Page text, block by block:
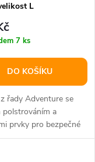
L
7 ks
DO KOŠÍKU
řady Adventure se
polstrováním a
prvky pro bezpečné